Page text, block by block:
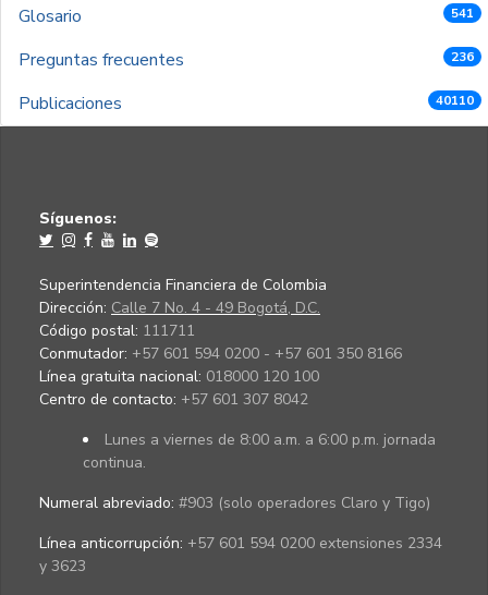
Glosario 541
Preguntas frecuentes 236
Publicaciones 40110
Síguenos:
Superintendencia Financiera de Colombia
Dirección: Calle 7 No. 4 - 49 Bogotá, D.C.
Código postal: 111711
Conmutador: +57 601 594 0200 - +57 601 350 8166
Línea gratuita nacional: 018000 120 100
Centro de contacto: +57 601 307 8042
Lunes a viernes de 8:00 a.m. a 6:00 p.m. jornada
continua.
Numeral abreviado: #903 (solo operadores Claro y Tigo)
Línea anticorrupción: +57 601 594 0200 extensiones 2334
y 3623